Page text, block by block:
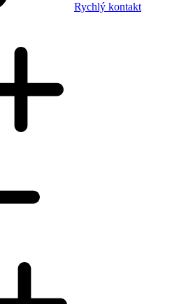
Rychlý kontakt